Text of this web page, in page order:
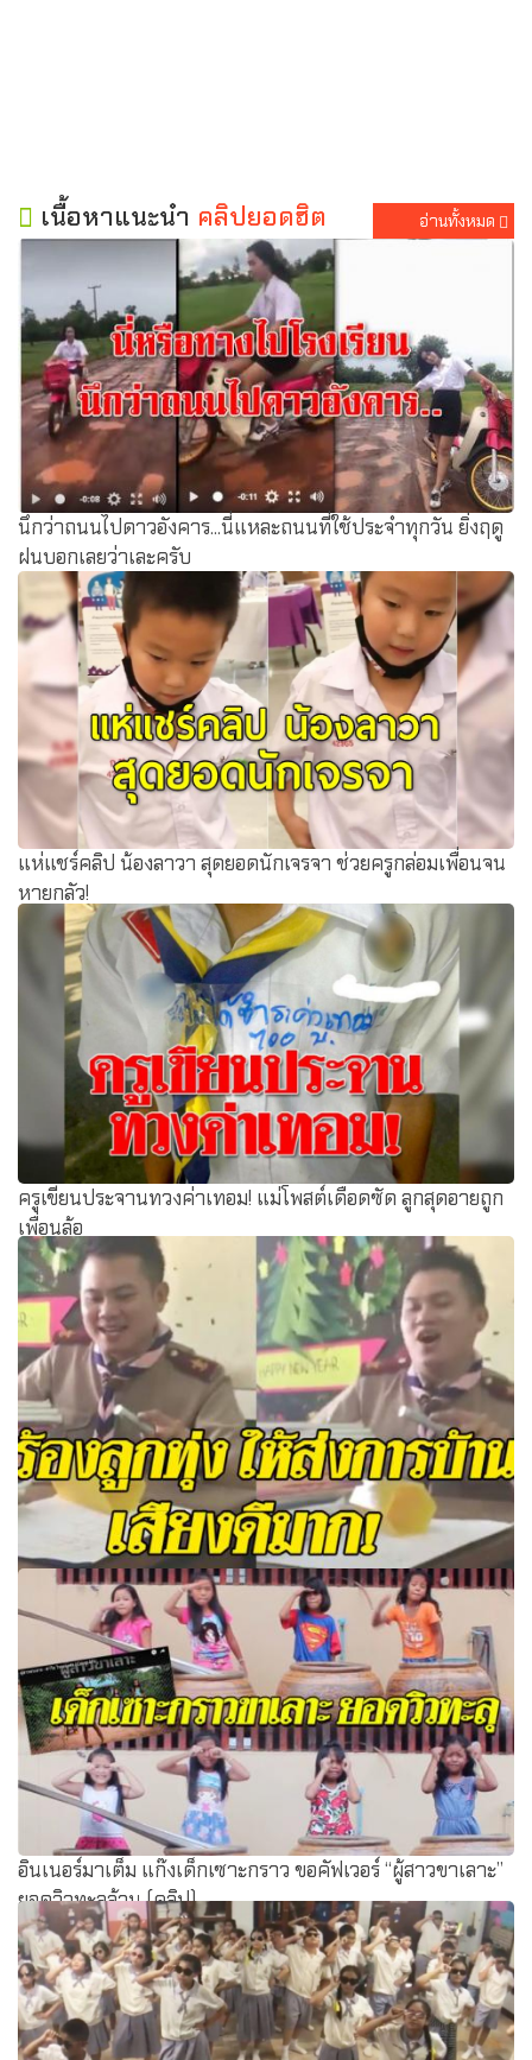
เนื้อหาแนะนำ คลิปยอดฮิต อ่านทั้งหมด
นึกว่าถนนไปดาวอังคาร...นี่แหละถนนที่ใช้ประจำทุกวัน ยิ่งฤดู
ฝนบอกเลยว่าเละครับ
แห่แชร์คลิป น้องลาวา สุดยอดนักเจรจา ช่วยครูกล่อมเพื่อนจน
หายกลัว!
ครูเขียนประจานทวงค่าเทอม! แม่โพสต์เดือดซัด ลูกสุดอายถูก
เพื่อนล้อ
แชร์กระหึ่ม! คุณครูร้องเพลงลูกทุ่ง ให้นักเรียนส่งการบ้าน
เนื้อหาดี เสียงไพเราะ ฟังสิ
อินเนอร์มาเต็ม แก๊งเด็กเซาะกราว ขอคัฟเวอร์ “ผู้สาวขาเลาะ”
ยอดวิวทะลุล้าน (คลิป)